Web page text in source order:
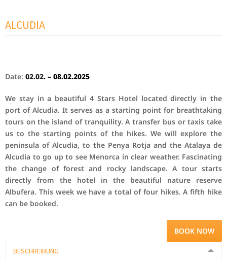
ALCUDIA
Date: 02.02. – 08.02.2025
We stay in a beautiful 4 Stars Hotel located directly in the
port of Alcudia. It serves as a starting point for breathtaking
tours on the island of tranquility. A transfer bus or taxis take
us to the starting points of the hikes. We will explore the
peninsula of Alcudia, to the Penya Rotja and the Atalaya de
Alcudia to go up to see Menorca in clear weather. Fascinating
the change of forest and rocky landscape. A tour starts
directly from the hotel in the beautiful nature reserve
Albufera. This week we have a total of four hikes. A fifth hike
can be booked.
BOOK NOW
BESCHREIBUNG